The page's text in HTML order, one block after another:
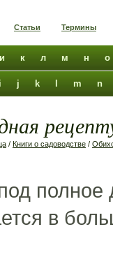
Статьи Термины
и к л м н о
i j k m n
/ Книги о садоводстве /
в